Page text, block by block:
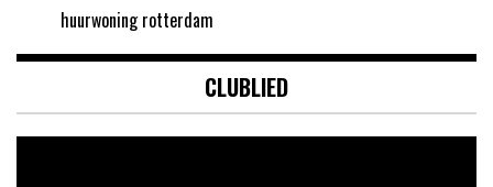
huurwoning rotterdam
CLUBLIED